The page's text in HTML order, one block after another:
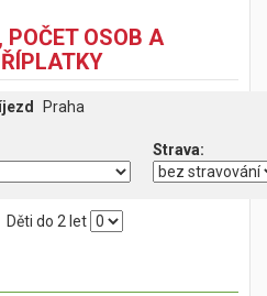
POČET OSOB A
Praha
Děti do 2 let